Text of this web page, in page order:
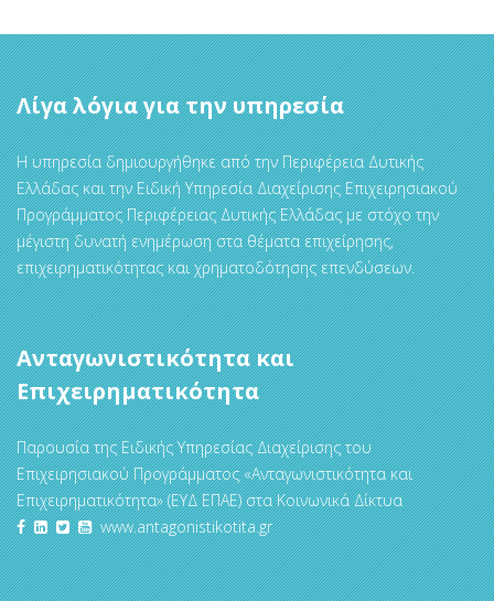
Λίγα λόγια για την υπηρεσία
Η υπηρεσία δημιουργήθηκε από την Περιφέρεια Δυτικής
Ελλάδας και την Ειδική Υπηρεσία Διαχείρισης Επιχειρησιακού
Προγράμματος Περιφέρειας Δυτικής Ελλάδας με στόχο την
μέγιστη δυνατή ενημέρωση στα θέματα επιχείρησης,
επιχειρηματικότητας και χρηματοδότησης επενδύσεων.
Ανταγωνιστικότητα και
Επιχειρηματικότητα
Παρουσία της Ειδικής Υπηρεσίας Διαχείρισης του
Επιχειρησιακού Προγράμματος «Ανταγωνιστικότητα και
Επιχειρηματικότητα» (ΕΥΔ ΕΠΑΕ) στα Κοινωνικά Δίκτυα
www.antagonistikotita.gr